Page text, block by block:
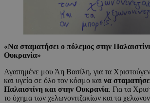
«Να σταματήσει ο πόλεμος στην
Ουκρανία»
Αγαπημένε μου Άη Βασίλη, για τα
και υγεία σε όλο τον κόσμο και να
Παλαιστίνη και στην Ουκρανία. Για τα
το όχημα των χελωνονιτζακίων και τα